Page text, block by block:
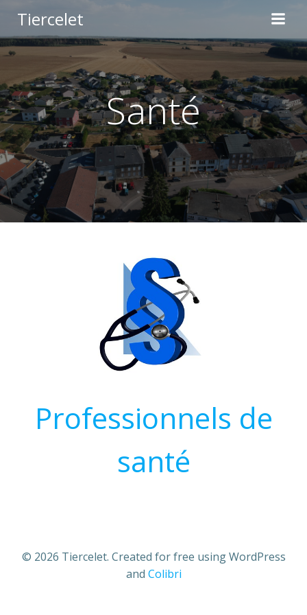
contenu
Tiercelet
Santé
Professionnels de
santé
© 2026 Tiercelet. Created for free using WordPress
and Colibri